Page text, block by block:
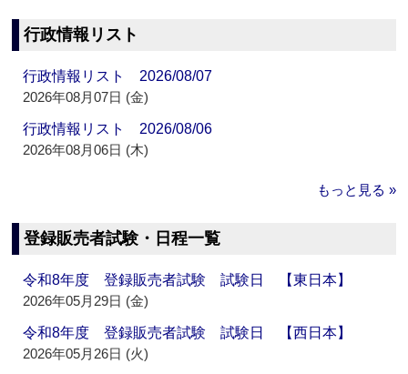
行政情報リスト
行政情報リスト 2026/08/07
2026年08月07日 (金)
行政情報リスト 2026/08/06
2026年08月06日 (木)
もっと見る »
登録販売者試験・日程一覧
令和8年度 登録販売者試験 試験日 【東日本】
2026年05月29日 (金)
令和8年度 登録販売者試験 試験日 【西日本】
2026年05月26日 (火)